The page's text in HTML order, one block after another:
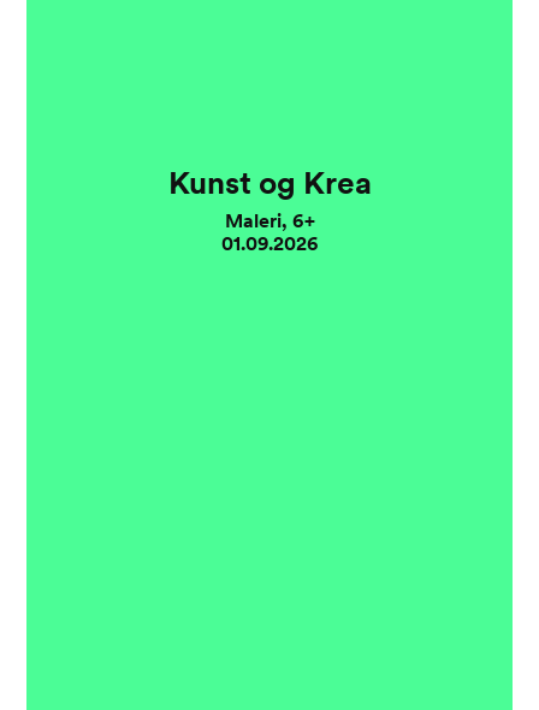
Kunst og Krea
Maleri, 6+
01.09.2026